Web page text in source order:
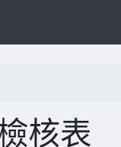
核表